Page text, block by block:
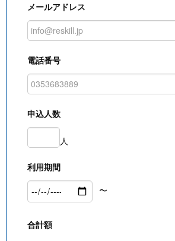
メールアドレス
電話番号
申込人数
人
利用期間
〜
合計額